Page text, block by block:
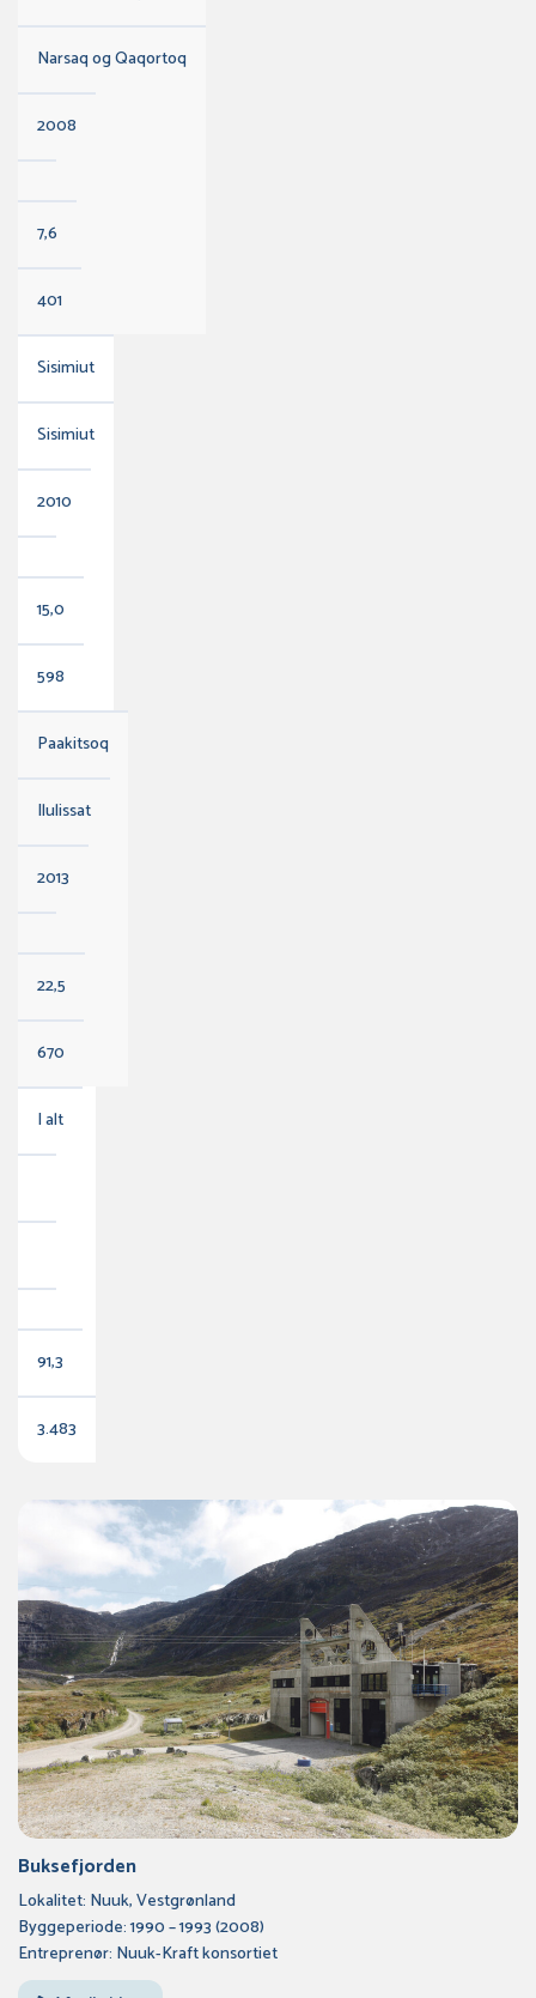
Narsaq og Qaqortoq
2008
7,6
401
Sisimiut
Sisimiut
2010
15,0
598
Paakitsoq
Ilulissat
2013
22,5
670
I alt
91,3
3.483
Buksefjorden
Lokalitet: Nuuk, Vestgrønland
Byggeperiode: 1990 – 1993 (2008)
Entreprenør: Nuuk-Kraft konsortiet